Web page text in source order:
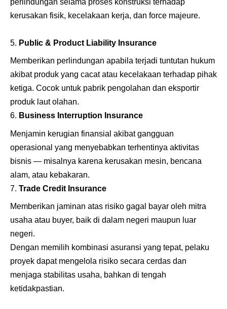
perlindungan selama proses konstruksi terhadap
kerusakan fisik, kecelakaan kerja, dan force majeure.
Public & Product Liability Insurance
Memberikan perlindungan apabila terjadi tuntutan hukum
akibat produk yang cacat atau kecelakaan terhadap pihak
ketiga. Cocok untuk pabrik pengolahan dan eksportir
produk laut olahan.
Business Interruption Insurance
Menjamin kerugian finansial akibat gangguan
operasional yang menyebabkan terhentinya aktivitas
bisnis — misalnya karena kerusakan mesin, bencana
alam, atau kebakaran.
Trade Credit Insurance
Memberikan jaminan atas risiko gagal bayar oleh mitra
usaha atau buyer, baik di dalam negeri maupun luar
negeri.
Dengan memilih kombinasi asuransi yang tepat, pelaku
proyek dapat mengelola risiko secara cerdas dan
menjaga stabilitas usaha, bahkan di tengah
ketidakpastian.